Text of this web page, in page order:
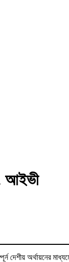
আইভী
দেশীয় অর্থায়নের